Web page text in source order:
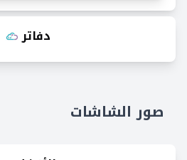
دفاتر
صور الشاشات